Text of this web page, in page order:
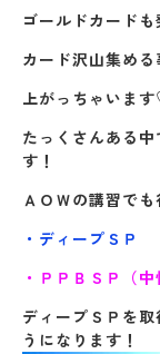
ゴールドカード
カード沢山集め
上がっちゃいま
たっくさんある
す！
ＡＯＷの講習でも
・ディープＳＰ
・ＰＰＢＳＰ（中
ディープＳＰを
うになります！